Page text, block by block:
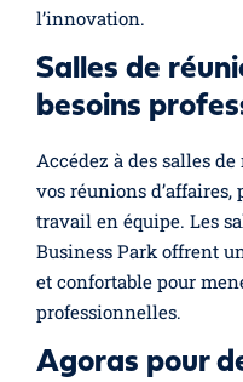
l’innovation.
Salles de
besoins
Accédez à des salles
vos réunions d’affaires,
travail en équipe. Les
Business Park offrent
et confortable pour
professionnelles.
Agoras pour